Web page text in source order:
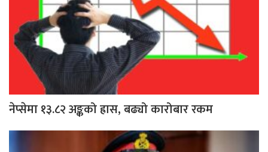
नेप्सेमा १३.८२ अङ्कको ह्रास, बढ्यो कारोबार रकम